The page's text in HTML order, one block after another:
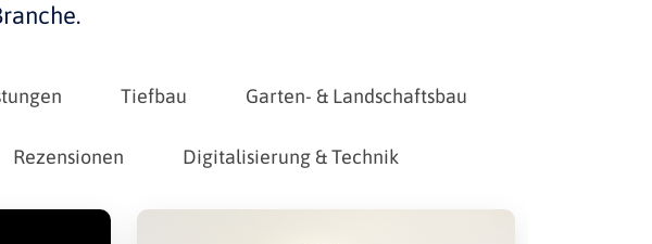
/ Rohbau
.
Tiefbau Garten- & Landschaftsbau
Rezensionen Digitalisierung & Technik